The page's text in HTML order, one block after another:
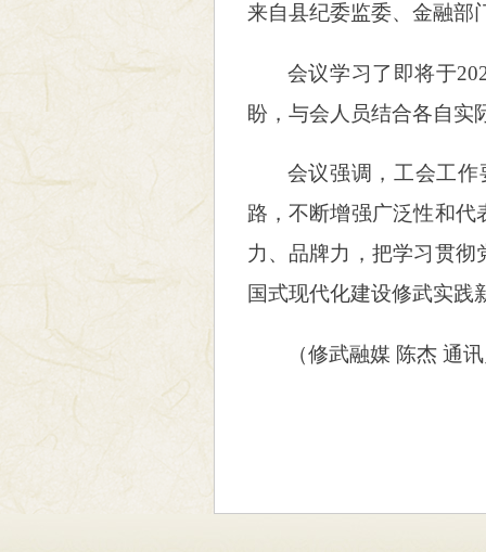
来自县纪委监委、金融部
会议学习了即将于
盼，与会人员结合各自实
会议强调，工会工
路，不断增强广泛性和
力、品牌力，把学习贯
国式现代化建设修武实践
（修武融媒 陈杰 通